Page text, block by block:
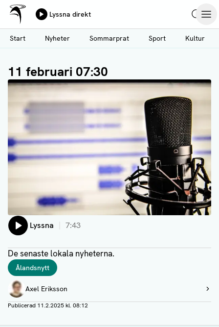
Hoppa
till
huvudinnehåll
Ålands Radio & TV
Lyssna direkt
Start
Nyheter Sommarprat Sport Kultur
11 februari 07:30
Lyssna 7:43
De senaste lokala nyheterna.
Taggar
Ålandsnytt
Författare
Axel Eriksson
Visa profil
Publicerad 11.2.2025 kl. 08:12